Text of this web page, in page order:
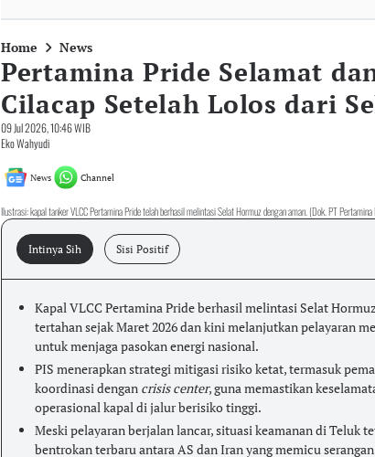
Home News
Pertamina Pride Selamat
Cilacap Setelah Lolos dari
09 Jul 2026, 10:46 WIB
Eko Wahyudi
News Channel
Ilustrasi: kapal tanker VLCC Pertamina Pride telah berhasil melintasi Selat Hormuz dengan aman. (Dok. PT
Intinya Sih Sisi Positif
Kapal VLCC Pertamina Pride berhasil melintasi Selat
tertahan sejak Maret 2026 dan kini melanjutkan pelayaran
untuk menjaga pasokan energi nasional.
PIS menerapkan strategi mitigasi risiko ketat, termasuk
koordinasi dengan crisis center, guna memastikan
operasional kapal di jalur berisiko tinggi.
Meski pelayaran berjalan lancar, situasi keamanan di Teluk
bentrokan terbaru antara AS dan Iran yang memicu